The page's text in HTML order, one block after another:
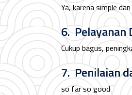
Ya, karena simple
6. Pelayanan
Cukup bagus,
7. Penilaian
so far so good